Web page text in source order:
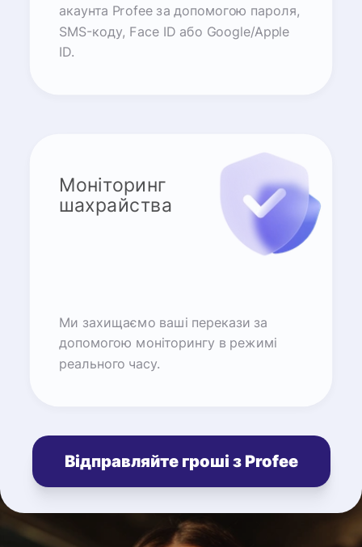
акаунта Profee за допомогою пароля,
SMS-коду, Face ID або Google/Apple
ID.
Моніторинг
шахрайства
Ми захищаємо ваші перекази за
допомогою моніторингу в режимі
реального часу.
Відправляйте гроші з Profee